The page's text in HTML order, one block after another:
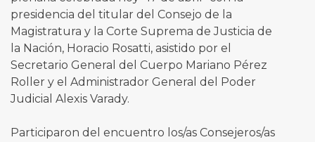
presidencia del titular del Consejo de la
Magistratura y la Corte Suprema de Justicia de
la Nación, Horacio Rosatti, asistido por el
Secretario General del Cuerpo Mariano Pérez
Roller y el Administrador General del Poder
Judicial Alexis Varady.
Participaron del encuentro los/as Consejeros/as